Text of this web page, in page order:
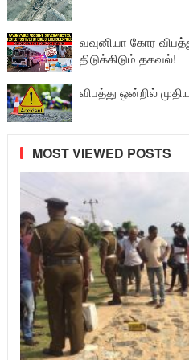
வவுனியா கோர
திடுக்கிடும் தகவல்!
விபத்து ஒன்றில்
MOST VIEWED POSTS